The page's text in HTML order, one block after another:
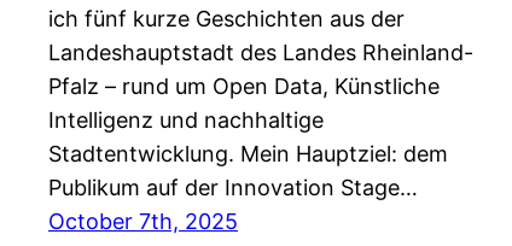
ich fünf kurze Geschichten aus der
Landeshauptstadt des Landes Rheinland-
Pfalz – rund um Open Data, Künstliche
Intelligenz und nachhaltige
Stadtentwicklung. Mein Hauptziel: dem
Publikum auf der Innovation Stage…
October 7th, 2025